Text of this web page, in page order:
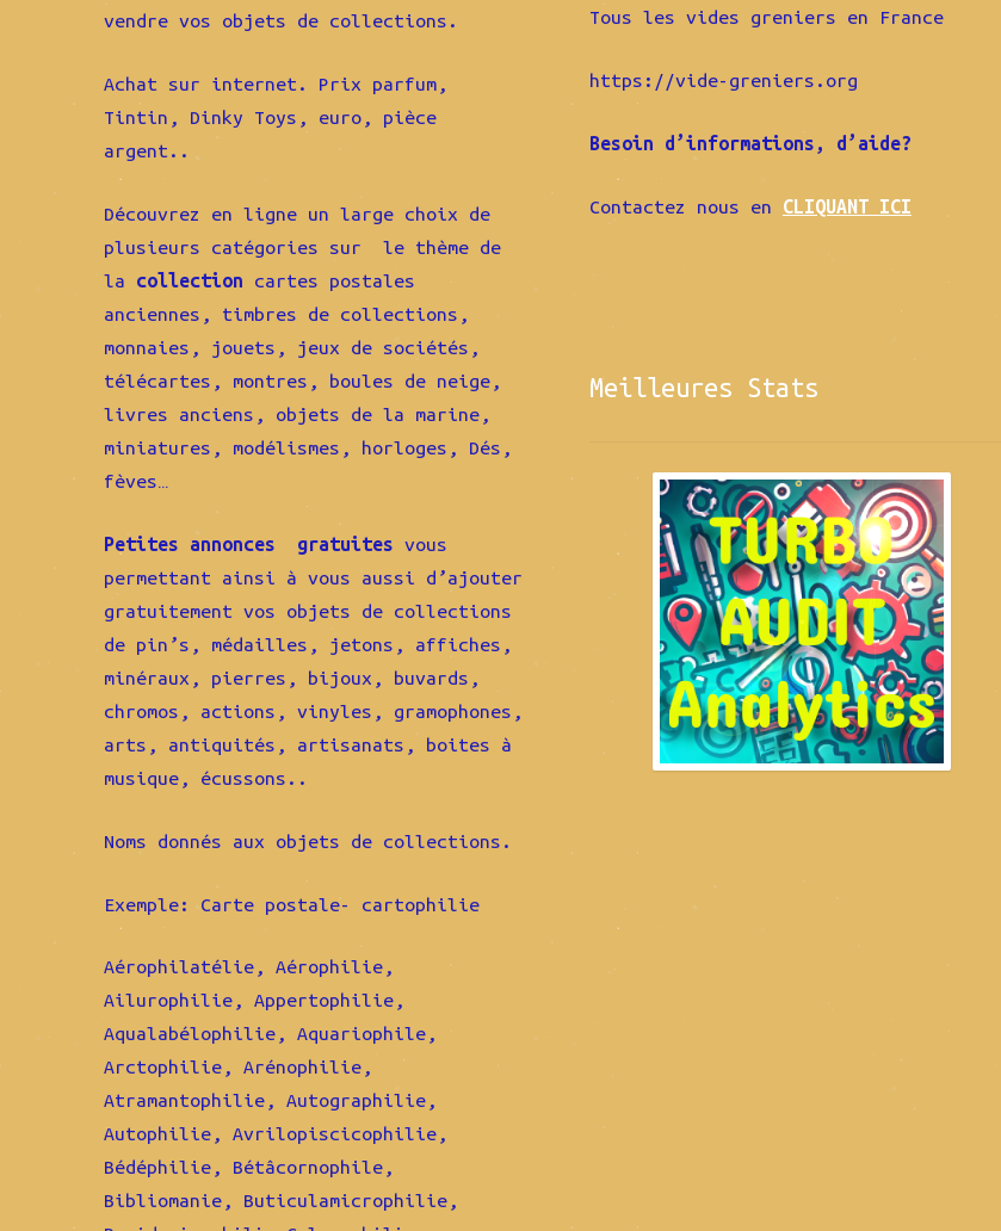
vendre vos objets de collections.
Achat sur internet. Prix parfum,
Tintin, Dinky Toys, euro, pièce
argent..
Découvrez en ligne un large choix de
plusieurs catégories sur le thème de
la collection cartes postales
anciennes, timbres de collections,
monnaies, jouets, jeux de sociétés,
télécartes, montres, boules de neige,
livres anciens, objets de la marine,
miniatures, modélismes, horloges, Dés,
fèves…
Petites annonces gratuites vous
permettant ainsi à vous aussi d’ajouter
gratuitement vos objets de collections
de pin’s, médailles, jetons, affiches,
minéraux, pierres, bijoux, buvards,
chromos, actions, vinyles, gramophones,
arts, antiquités, artisanats, boites à
musique, écussons..
Noms donnés aux objets de collections.
Exemple: Carte postale- cartophilie
Aérophilatélie, Aérophilie,
Ailurophilie, Appertophilie,
Aqualabélophilie, Aquariophile,
Arctophilie, Arénophilie,
Atramantophilie, Autographilie,
Autophilie, Avrilopiscicophilie,
Bédéphilie, Bétâcornophile,
Bibliomanie, Buticulamicrophilie,
Tous les vides greniers en France
https://vide-greniers.org
Besoin d’informations, d’aide?
Contactez nous en CLIQUANT ICI
Meilleures Stats